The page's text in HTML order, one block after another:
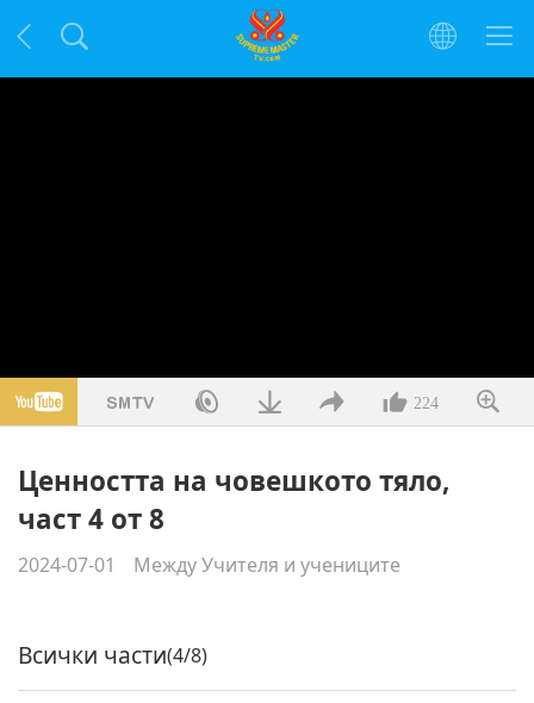
224
Ценността на човешкото тяло,
част 4 от 8
2024-07-01 Между Учителя и учениците
Всички части(4/8)